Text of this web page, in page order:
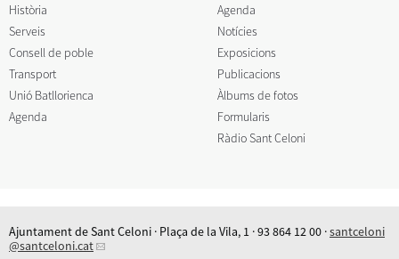
Història
Serveis
Consell de poble
Transport
Unió Batllorienca
Agenda
Agenda
Notícies
Exposicions
Publicacions
Àlbums de fotos
Formularis
Ràdio Sant Celoni
Ajuntament de Sant Celoni · Plaça de la Vila, 1 · 93 864 12 00 ·santceloni
@santceloni.cat